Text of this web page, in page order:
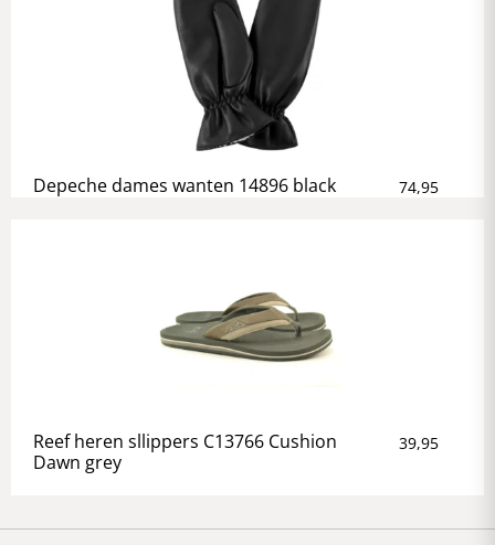
Depeche dames wanten 14896 black 74,95
Reef heren sllippers C13766 Cushion
Dawn grey
39,95